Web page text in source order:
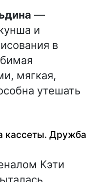
—
и
в
мягкая,
утешать
кассеты. Дружба
Кэти